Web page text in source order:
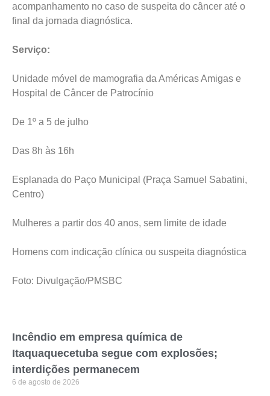
acompanhamento no caso de suspeita do câncer até o
final da jornada diagnóstica.
Serviço:
Unidade móvel de mamografia da Américas Amigas e
Hospital de Câncer de Patrocínio
De 1º a 5 de julho
Das 8h às 16h
Esplanada do Paço Municipal (Praça Samuel Sabatini,
Centro)
Mulheres a partir dos 40 anos, sem limite de idade
Homens com indicação clínica ou suspeita diagnóstica
Foto: Divulgação/PMSBC
Incêndio em empresa química de
Itaquaquecetuba segue com explosões;
interdições permanecem
6 de agosto de 2026